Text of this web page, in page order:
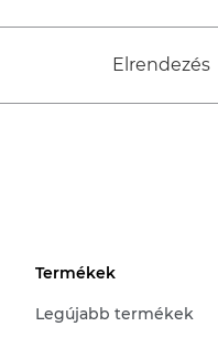
Elrendezés
Termékek
Legújabb termékek